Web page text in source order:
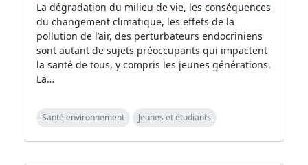
La dégradation du milieu de vie, les conséquences
du changement climatique, les effets de la
pollution de l’air, des perturbateurs endocriniens
sont autant de sujets préoccupants qui impactent
la santé de tous, y compris les jeunes générations.
La…
Santé environnement Jeunes et étudiants